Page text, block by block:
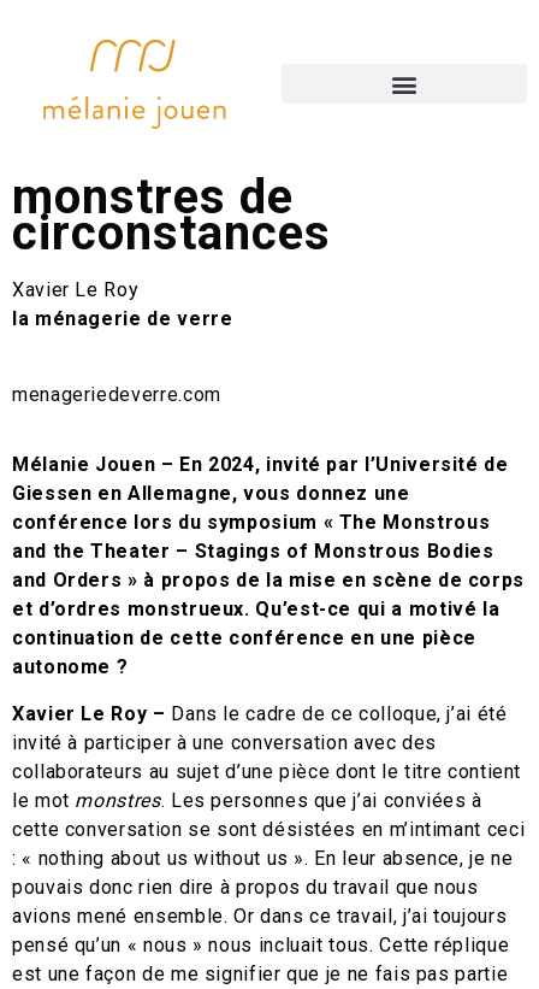
monstres de
circonstances
Xavier Le Roy
la ménagerie de verre
menageriedeverre.com
Mélanie Jouen – En 2024, invité par l’Université de
Giessen en Allemagne, vous donnez une
conférence lors du symposium « The Monstrous
and the Theater – Stagings of Monstrous Bodies
and Orders » à propos de la mise en scène de corps
et d’ordres monstrueux. Qu’est-ce qui a motivé la
continuation de cette conférence en une pièce
autonome ?
Xavier Le Roy – Dans le cadre de ce colloque, j’ai été
invité à participer à une conversation avec des
collaborateurs au sujet d’une pièce dont le titre contient
le mot monstres. Les personnes que j’ai conviées à
cette conversation se sont désistées en m’intimant ceci
: « nothing about us without us ». En leur absence, je ne
pouvais donc rien dire à propos du travail que nous
avions mené ensemble. Or dans ce travail, j’ai toujours
pensé qu’un « nous » nous incluait tous. Cette réplique
est une façon de me signifier que je ne fais pas partie